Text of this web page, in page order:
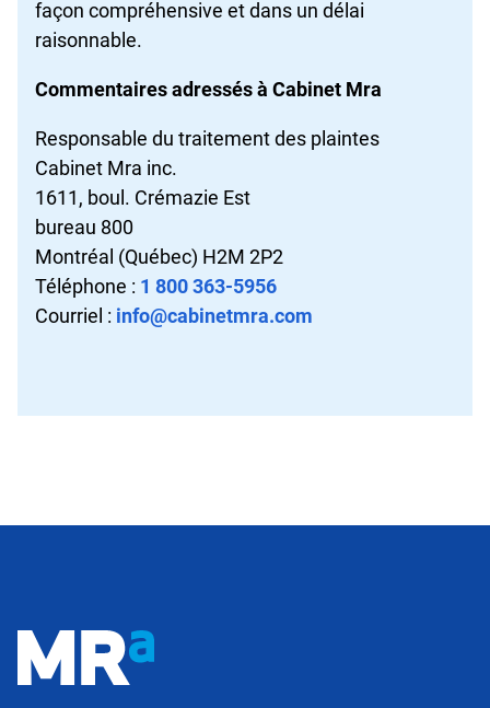
façon compréhensive et dans un délai
raisonnable.
Commentaires adressés à Cabinet Mra
Responsable du traitement des plaintes
Cabinet Mra inc.
1611, boul. Crémazie Est
bureau 800
Montréal (Québec) H2M 2P2
Téléphone : 1 800 363-5956
Courriel : info@cabinetmra.com